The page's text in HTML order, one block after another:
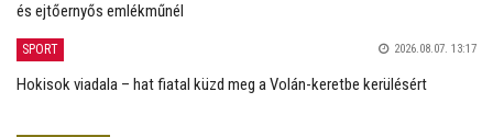
és ejtőernyős emlékműnél
SPORT 2026.08.07. 13:17
Hokisok viadala – hat fiatal küzd meg a Volán-keretbe kerülésért